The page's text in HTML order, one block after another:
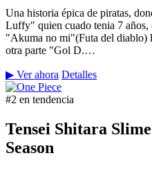
Una historia épica de piratas,
Luffy" quien cuado tenia 7 años,
"Akuma no mi"(Futa del diablo)
otra parte "Gol D.…
▶ Ver ahora Detalles
#2 en tendencia
Tensei Shitara
Season